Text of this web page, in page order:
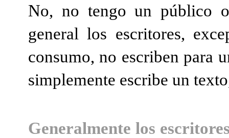
No, no tengo un público
general los escritores,
consumo, no escriben para
simplemente escribe un
Generalmente los